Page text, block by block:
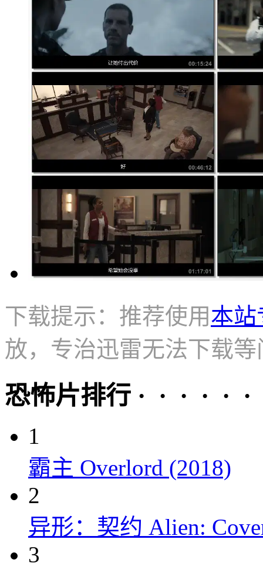
下载提示：推荐使用本站
放，专治迅雷无法下载等
恐怖片排行 · · · · · ·
1
霸主 Overlord (2018)
2
异形：契约 Alien:
3